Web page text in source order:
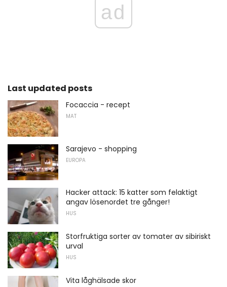
ad
Last updated posts
Focaccia - recept
MAT
Sarajevo - shopping
EUROPA
Hacker attack: 15 katter som felaktigt
angav lösenordet tre gånger!
HUS
Storfruktiga sorter av tomater av sibiriskt
urval
HUS
Vita låghälsade skor